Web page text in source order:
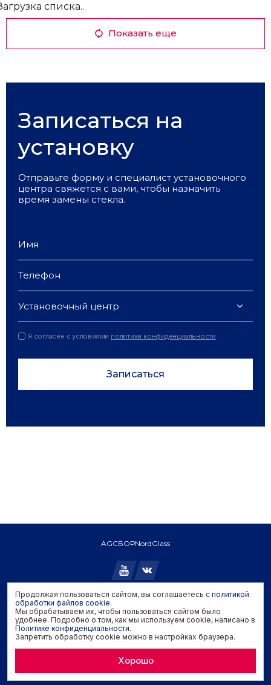
списка..
Показать еще
Записаться на
установку
Отправьте форму и специалист установочного
центра свяжется с вами, чтобы назначить
время замены стекла.
Установочный центр
Я согласен с условиями политики конфиденциальности
Записаться
AGCБОРNordGlass
Copyright © 2026 AGC. All rights reserved.
Политика конфиденциальности
Политика обработки файлов cookie
Задать вопрос производителю
Developed byGenisoft
Продолжая пользоваться сайтом, вы соглашаетесь с политикой
обработки файлов cookie.
Мы обрабатываем их, чтобы пользоваться сайтом было
удобнее. Подробно о том, как мы используем cookie, написано в
Политике конфиденциальности.
Запретить обработку cookie можно в настройках браузера.
Хорошо